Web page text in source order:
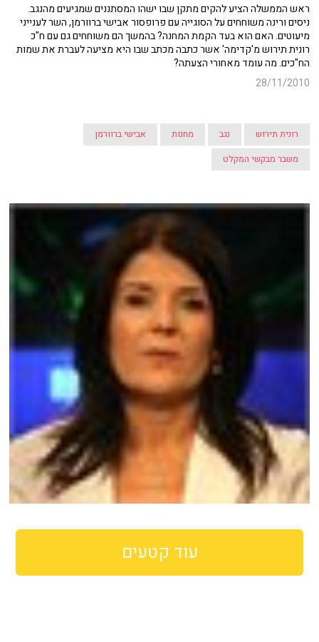
ראש הממשלה הציע להקים מתקן שבו ישהו המסתננים שמגיעים מהנגב.
ניסים ורינה משוחחים על הסוגייה עם פרופסור אבישי ברוורמן, השר לענייני
מיעוטים. האם הוא בעד הקמת המחנה? בהמשך הם משוחחים גם עם ח"כ
רונית תירוש מ'קדימה' אשר כתבה מכתב שבו היא מציעה לעברת את שמות
הח"כים. מה עומד מאחורי הצעתה?
28/11/2010
רונית תירוש נגב מחנות
אבישי ברוורמן
משבר מבקשי המקלט
עוד קטעים